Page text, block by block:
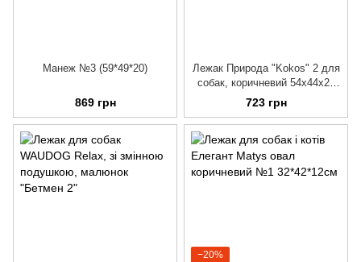
Манеж №3 (59*49*20)
869 грн
Лежак Природа "Kokos" 2 для
собак, коричневий 54х44х20
см
723 грн
−20%